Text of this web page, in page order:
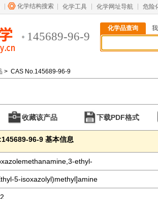
化学结构搜索 化学工具 化学网址导航 危险
145689-96-9
化学品查询
> CAS No.145689-96-9
收藏该产品 下载PDF格式
96-9 基本信息
ethyl-
5-isoxazolyl)methyl]amine
2